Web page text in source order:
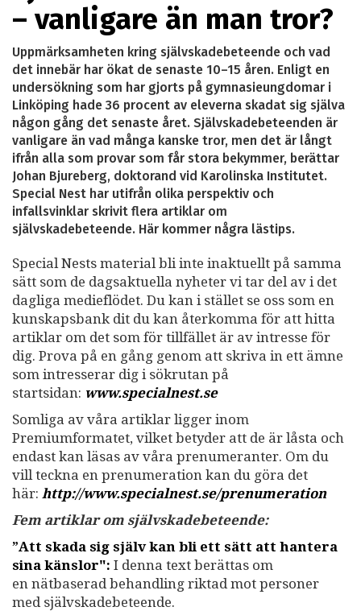
– vanligare än man tror?
Uppmärksamheten kring självskadebeteende och vad
det innebär har ökat de senaste 10–15 åren. Enligt en
undersökning som har gjorts på gymnasieungdomar i
Linköping hade 36 procent av eleverna skadat sig själva
någon gång det senaste året. Självskadebeteenden är
vanligare än vad många kanske tror, men det är långt
ifrån alla som provar som får stora bekymmer, berättar
Johan Bjureberg, doktorand vid Karolinska Institutet.
Special Nest har utifrån olika perspektiv och
infallsvinklar skrivit flera artiklar om
självskadebeteende. Här kommer några lästips.
Special Nests material bli inte inaktuellt på samma
sätt som de dagsaktuella nyheter vi tar del av i det
dagliga medieflödet. Du kan i stället se oss som en
kunskapsbank dit du kan återkomma för att hitta
artiklar om det som för tillfället är av intresse för
dig. Prova på en gång genom att skriva in ett ämne
som intresserar dig i sökrutan på
startsidan: www.specialnest.se
Somliga av våra artiklar ligger inom
Premiumformatet, vilket betyder att de är låsta och
endast kan läsas av våra prenumeranter. Om du
vill teckna en prenumeration kan du göra det
här: http://www.specialnest.se/prenumeration
Fem artiklar om självskadebeteende:
”Att skada sig själv kan bli ett sätt att hantera
sina känslor": I denna text berättas om
en nätbaserad behandling riktad mot personer
med självskadebeteende.